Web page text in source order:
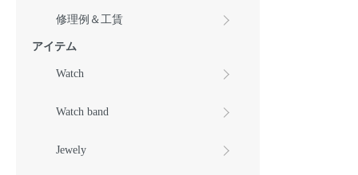
修理例＆工賃
アイテム
Watch
Watch band
Jewely